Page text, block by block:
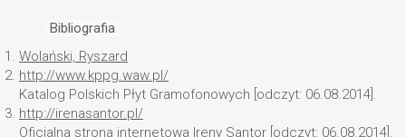
Bibliografia
1. Wolański, Ryszard
2. http://www.kppg.waw.pl/
Katalog Polskich Płyt Gramofonowych [odczyt: 06.08.2014].
3. http://irenasantor.pl/
Oficjalna strona internetowa Ireny Santor [odczyt: 06.08.2014].